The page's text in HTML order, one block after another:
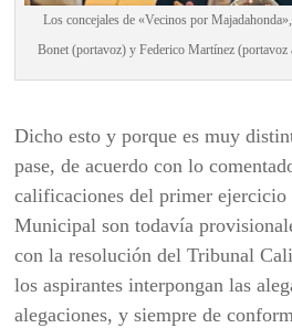
Los concejales de «Vecinos por
Bonet (portavoz) y Federico Martínez (portavoz
Dicho esto y porque es muy
pase, de acuerdo con lo
calificaciones del primer ejercicio
Municipal son todavía
con la resolución del Tribunal
los aspirantes interpongan las
alegaciones, y siempre de